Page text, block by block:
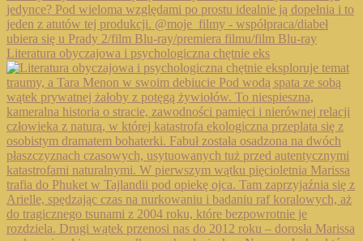
Literatura obyczajowa i psychologiczna chętnie eks